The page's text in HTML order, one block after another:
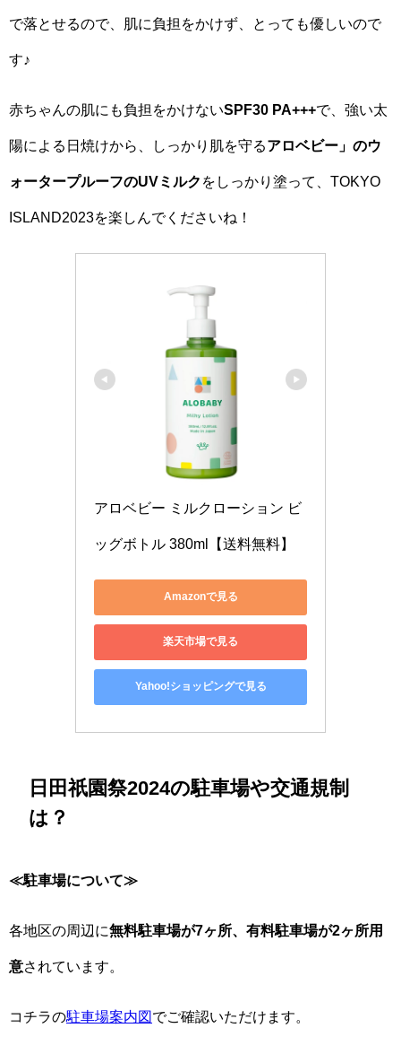
で落とせるので、肌に負担をかけず、とっても優しいので
す♪
赤ちゃんの肌にも負担をかけないSPF30 PA+++で、強い太
陽による日焼けから、しっかり肌を守るアロベビー」のウ
ォータープルーフのUVミルク をしっかり塗って、TOKYO
ISLAND2023を楽しんでくださいね！
アロベビー ミルクローション ビ
ッグボトル 380ml【送料無料】
Amazonで見る
楽天市場で見る
Yahoo!ショッピングで見る
日田祇園祭2024の駐車場や交通規制
は？
≪駐車場について≫
各地区の周辺に無料駐車場が7ヶ所、有料駐車場が2ヶ所用
意されています。
コチラの駐車場案内図 でご確認いただけます。